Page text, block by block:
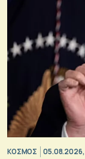
ΚΟΣΜΟΣ 05.08.2026,